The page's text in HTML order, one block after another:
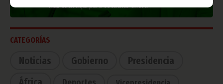
Haz click aquí para escuchar ahora
CATEGORÍAS
Noticias Gobierno
Presidencia